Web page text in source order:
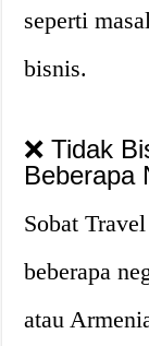
seperti
bisnis.
❌ Tidak
Beberapa
Sobat
beberapa
atau